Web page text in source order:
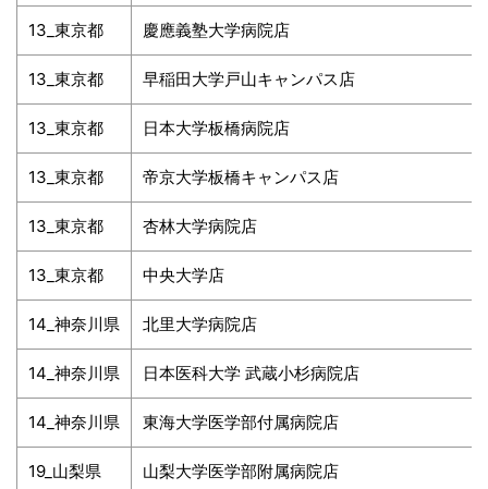
13_東京都 慶應義塾大学病院店
13_東京都 早稲田大学戸山キャンパス店
13_東京都 日本大学板橋病院店
13_東京都 帝京大学板橋キャンパス店
13_東京都 杏林大学病院店
13_東京都 中央大学店
14_神奈川県 北里大学病院店
14_神奈川県 日本医科大学 武蔵小杉病院店
14_神奈川県 東海大学医学部付属病院店
19_山梨県 山梨大学医学部附属病院店